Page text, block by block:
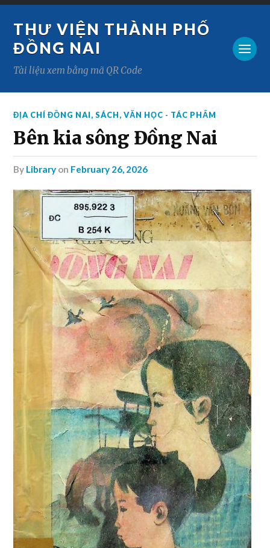
THƯ VIỆN THÀNH PHỐ
ĐỒNG NAI
Tài liệu xem bằng mã QR Code
ĐỊA CHÍ ĐỒNG NAI,SÁCH,VĂN HỌC - TÁC PHẨM
Bên kia sông Đồng Nai
by Library on February 26, 2026